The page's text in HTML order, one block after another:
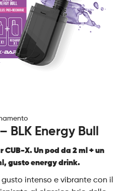
X-BAR
BLK Energy Bull
CUB-X. Un pod da 2 ml + un
gusto energy drink.
intenso e vibrante con il